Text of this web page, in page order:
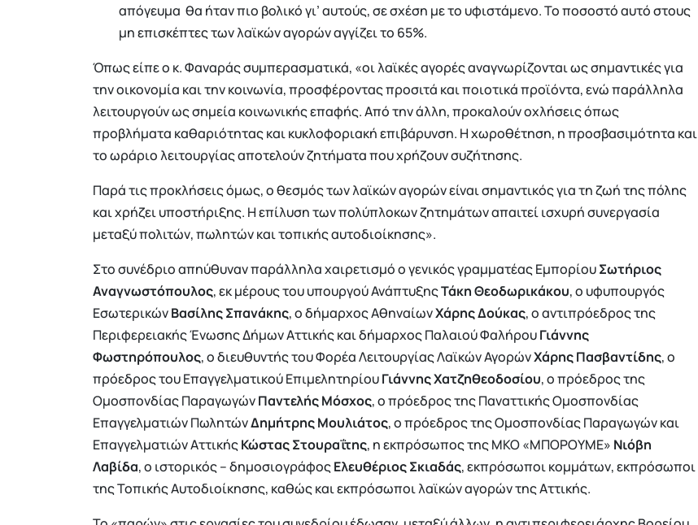
απόγευμα θα ήταν πιο βολικό γι’ αυτούς, σε σχέση με το υφιστάμενο. Το ποσοστό αυτό στους
μη επισκέπτες των λαϊκών αγορών αγγίζει το 65%.
Όπως είπε ο κ. Φαναράς συμπερασματικά, «οι λαϊκές αγορές αναγνωρίζονται ως σημαντικές για
την οικονομία και την κοινωνία, προσφέροντας προσιτά και ποιοτικά προϊόντα, ενώ παράλληλα
λειτουργούν ως σημεία κοινωνικής επαφής. Από την άλλη, προκαλούν οχλήσεις όπως
προβλήματα καθαριότητας και κυκλοφοριακή επιβάρυνση. Η χωροθέτηση, η προσβασιμότητα και
το ωράριο λειτουργίας αποτελούν ζητήματα που χρήζουν συζήτησης.
Παρά τις προκλήσεις όμως, ο θεσμός των λαϊκών αγορών είναι σημαντικός για τη ζωή της πόλης
και χρήζει υποστήριξης. Η επίλυση των πολύπλοκων ζητημάτων απαιτεί ισχυρή συνεργασία
μεταξύ πολιτών, πωλητών και τοπικής αυτοδιοίκησης».
Στο συνέδριο απηύθυναν παράλληλα χαιρετισμό ο γενικός γραμματέας ΕμπορίουΣωτήριος
Αναγνωστόπουλος, εκ μέρους του υπουργού ΑνάπτυξηςΤάκη Θεοδωρικάκου, ο υφυπουργός
ΕσωτερικώνΒασίλης Σπανάκης, ο δήμαρχος ΑθηναίωνΧάρης Δούκας, ο αντιπρόεδρος της
Περιφερειακής Ένωσης Δήμων Αττικής και δήμαρχος Παλαιού ΦαλήρουΓιάννης
Φωστηρόπουλος, ο διευθυντής του Φορέα Λειτουργίας Λαϊκών ΑγορώνΧάρης Πασβαντίδης, ο
πρόεδρος του Επαγγελματικού ΕπιμελητηρίουΓιάννης Χατζηθεοδοσίου, ο πρόεδρος της
Ομοσπονδίας ΠαραγωγώνΠαντελής Μόσχος, ο πρόεδρος της Παναττικής Ομοσπονδίας
Επαγγελματιών ΠωλητώνΔημήτρης Μουλιάτος, ο πρόεδρος της Ομοσπονδίας Παραγωγών και
Επαγγελματιών ΑττικήςΚώστας Στουραΐτης, η εκπρόσωπος της ΜΚΟ «ΜΠΟΡΟΥΜΕ» Νιόβη
Λαβίδα, ο ιστορικός – δημοσιογράφοςΕλευθέριος Σκιαδάς, εκπρόσωποι κομμάτων, εκπρόσωποι
της Τοπικής Αυτοδιοίκησης, καθώς και εκπρόσωποι λαϊκών αγορών της Αττικής.